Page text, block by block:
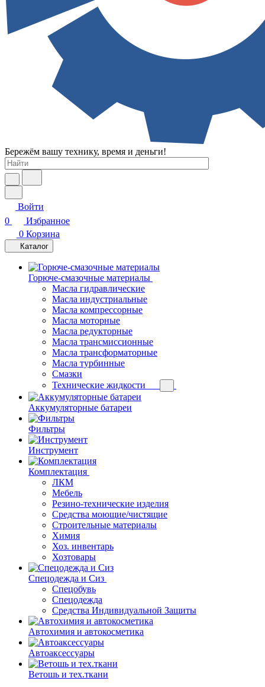
Бережём вашу технику, время и деньги!
Войти
0
Избранное
0 Корзина
Каталог
Горюче-смазочные материалы
Масла гидравлические
Масла индустриальные
Масла компрессорные
Масла моторные
Масла редукторные
Масла трансмиссионные
Масла трансформаторные
Масла турбинные
Смазки
Технические жидкости
Аккумуляторные батареи
Фильтры
Инструмент
Комплектация
ЛКМ
Мебель
Резино-технические изделия
Средства моющие/чистящие
Строительные материалы
Химия
Хоз. инвентарь
Хозтовары
Спецодежда и Сиз
Спецобувь
Спецодежда
Средства Индивидуальной Защиты
Автохимия и автокосметика
Автоаксессуары
Ветошь и тех.ткани